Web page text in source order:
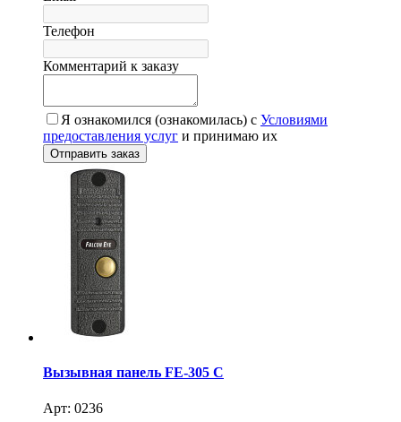
Телефон
Комментарий к заказу
Я ознакомился (ознакомилась) с Условиями
предоставления услуг и принимаю их
Вызывная панель FE-305 C
Арт: 0236